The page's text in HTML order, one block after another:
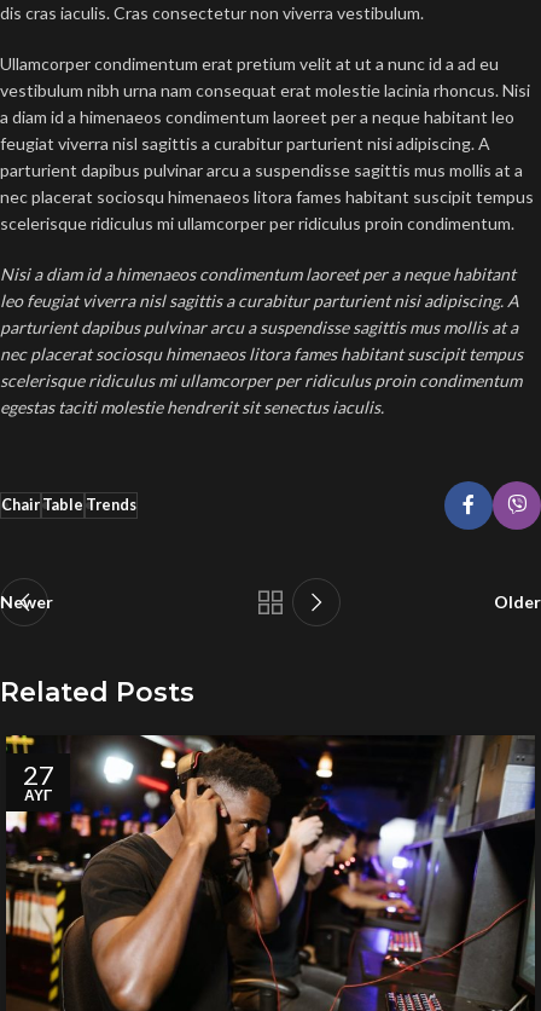
dis cras iaculis. Cras consectetur non viverra vestibulum.
Ullamcorper condimentum erat pretium velit at ut a nunc id a ad eu
vestibulum nibh urna nam consequat erat molestie lacinia rhoncus. Nisi
a diam id a himenaeos condimentum laoreet per a neque habitant leo
feugiat viverra nisl sagittis a curabitur parturient nisi adipiscing. A
parturient dapibus pulvinar arcu a suspendisse sagittis mus mollis at a
nec placerat sociosqu himenaeos litora fames habitant suscipit tempus
scelerisque ridiculus mi ullamcorper per ridiculus proin condimentum.
Nisi a diam id a himenaeos condimentum laoreet per a neque habitant
leo feugiat viverra nisl sagittis a curabitur parturient nisi adipiscing. A
parturient dapibus pulvinar arcu a suspendisse sagittis mus mollis at a
nec placerat sociosqu himenaeos litora fames habitant suscipit tempus
scelerisque ridiculus mi ullamcorper per ridiculus proin condimentum
egestas taciti molestie hendrerit sit senectus iaculis.
ChairTable Trends
Newer Older
Related Posts
27
ΑΥΓ